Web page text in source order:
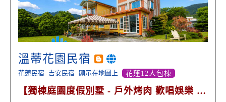
溫蒂花園民宿
花蓮民宿 吉安民宿 顯示在地圖上 花蓮12人包棟
【獨棟庭園度假別墅 - 戶外烤肉 歡唱娛樂 親